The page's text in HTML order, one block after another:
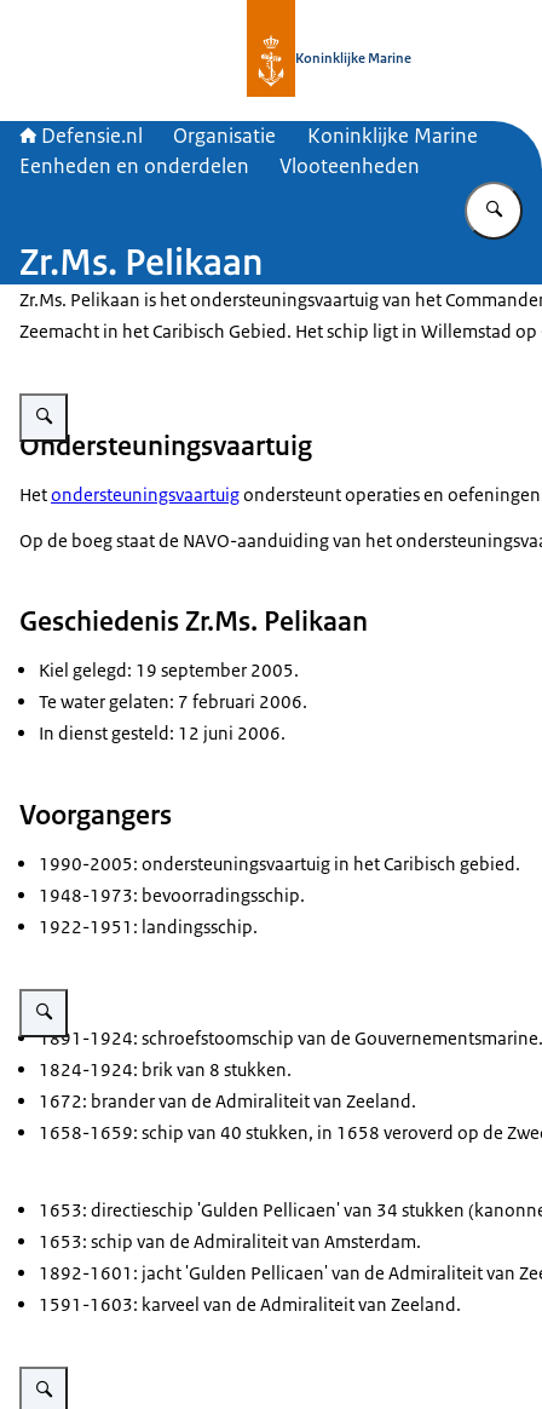
Koninklijke Marine
Defensie.nl Organisatie
Koninklijke Marine
Eenheden en onderdelen
Vlooteenheden
Zr.Ms. Pelikaan
Zr.Ms. Pelikaan is het ondersteuningsvaartuig van het
Zeemacht in het Caribisch Gebied. Het schip ligt in Willemstad op
Vergroot afbeelding Zr.Ms. Pelikaan.
Ondersteuningsvaartuig
Hetondersteuningsvaartuigondersteunt operaties en
Op de boeg staat de NAVO-aanduiding van het
Geschiedenis Zr.Ms. Pelikaan
Kiel gelegd: 19 september 2005.
Te water gelaten: 7 februari 2006.
In dienst gesteld: 12 juni 2006.
Voorgangers
1990-2005: ondersteuningsvaartuig in het Caribisch gebied.
1948-1973: bevoorradingsschip.
1922-1951: landingsschip.
Vergroot afbeelding Landingsschip Pelikaan, 1922-1923.
1891-1924: schroefstoomschip van de Gouvernementsmarine.
1824-1924: brik van 8 stukken.
1672: brander van de Admiraliteit van Zeeland.
1658-1659: schip van 40 stukken, in 1658 veroverd op de
1653: directieschip 'Gulden Pellicaen' van 34 stukken
1653: schip van de Admiraliteit van Amsterdam.
1892-1601: jacht 'Gulden Pellicaen' van de Admiraliteit van
1591-1603: karveel van de Admiraliteit van Zeeland.
Vergroot afbeelding Embleem Zr.Ms. Pelikaan.